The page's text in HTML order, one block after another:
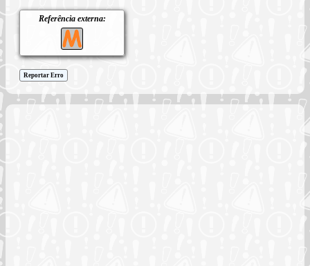
Referência externa:
Reportar Erro